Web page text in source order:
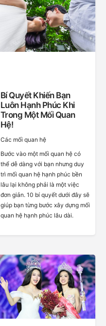
Bí Quyết Khiến Bạn
Luôn Hạnh Phúc Khi
Trong Một Mối Quan
Hệ!
Các mối quan hệ
Bước vào một mối quan hệ có
thể dễ dàng với bạn nhưng duy
trì mối quan hệ hạnh phúc bền
lâu lại không phải là một việc
đơn giản. 10 bí quyết dưới đây sẽ
giúp bạn từng bước xây dựng mối
quan hệ hạnh phúc lâu dài.